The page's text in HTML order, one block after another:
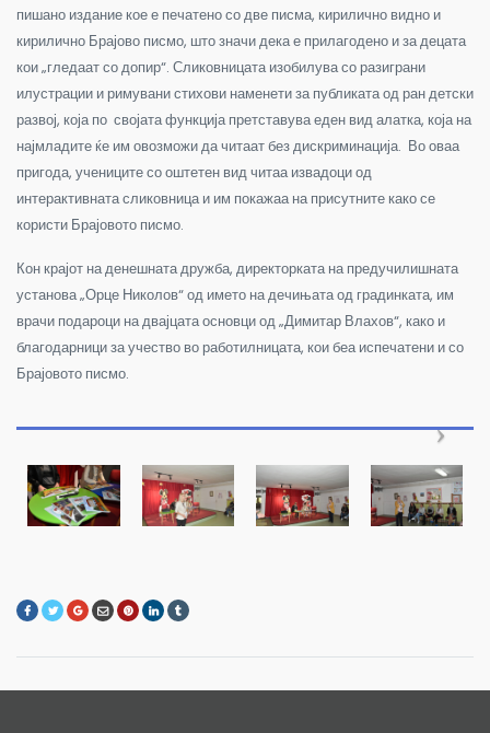
пишано издание кое е печатено со две писма, кирилично видно и
кирилично Брајово писмо, што значи дека е прилагодено и за децата
кои „гледаат со допир“. Сликовницата изобилува со разиграни
илустрации и римувани стихови наменети за публиката од ран детски
развој, која по својата функција претставува еден вид алатка, која на
најмладите ќе им овозможи да читаат без дискриминација. Во оваа
пригода, учениците со оштетен вид читаа извадоци од
интерактивната сликовница и им покажаа на присутните како се
користи Брајовото писмо.
Кон крајот на денешната дружба, директорката на предучилишната
установа „Орце Николов“ од името на дечињата од градинката, им
врачи подароци на двајцата основци од „Димитар Влахов“, како и
благодарници за учество во работилницата, кои беа испечатени и со
Брајовото писмо.